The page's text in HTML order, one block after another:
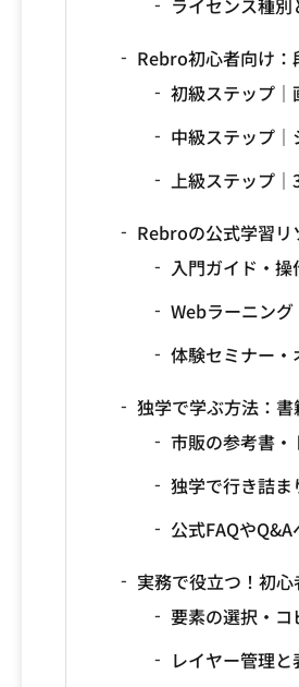
ライセンス種
Rebro初心者向け
初級ステップ
中級ステップ
上級ステップ
Rebroの公式学習リ
入門ガイド・
Webラーニン
体験セミナー・
独学で学ぶ方法：
市販の参考書
独学で行き詰
公式FAQや
実務で役立つ！初
要素の選択・
レイヤー管理